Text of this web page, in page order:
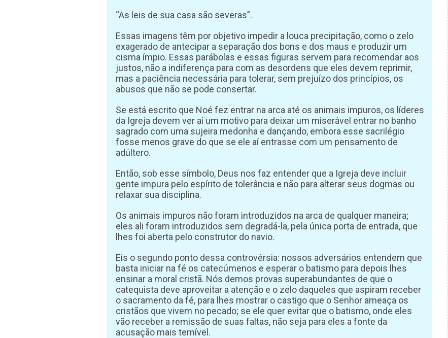
“As leis de sua casa são severas”.
Essas imagens têm por objetivo impedir a louca precipitação, como o zelo
exagerado de antecipar a separação dos bons e dos maus e produzir um
cisma ímpio. Essas parábolas e essas figuras servem para recomendar aos
justos, não a indiferença para com as desordens que eles devem reprimir,
mas a paciência necessária para tolerar, sem prejuízo dos princípios, os
abusos que não se pode consertar.
Se está escrito que Noé fez entrar na arca até os animais impuros, os líderes
da Igreja devem ver aí um motivo para deixar um miserável entrar no banho
sagrado com uma sujeira medonha e dançando, embora esse sacrilégio
fosse menos grave do que se ele aí entrasse com um pensamento de
adúltero.
Então, sob esse símbolo, Deus nos faz entender que a Igreja deve incluir
gente impura pelo espírito de tolerância e não para alterar seus dogmas ou
relaxar sua disciplina.
Os animais impuros não foram introduzidos na arca de qualquer maneira;
eles ali foram introduzidos sem degradá-la, pela única porta de entrada, que
lhes foi aberta pelo construtor do navio.
Eis o segundo ponto dessa controvérsia: nossos adversários entendem que
basta iniciar na fé os catecúmenos e esperar o batismo para depois lhes
ensinar a moral cristã. Nós demos provas superabundantes de que o
catequista deve aproveitar a atenção e o zelo daqueles que aspiram receber
o sacramento da fé, para lhes mostrar o castigo que o Senhor ameaça os
cristãos que vivem no pecado; se ele quer evitar que o batismo, onde eles
vão receber a remissão de suas faltas, não seja para eles a fonte da
acusação mais temível.